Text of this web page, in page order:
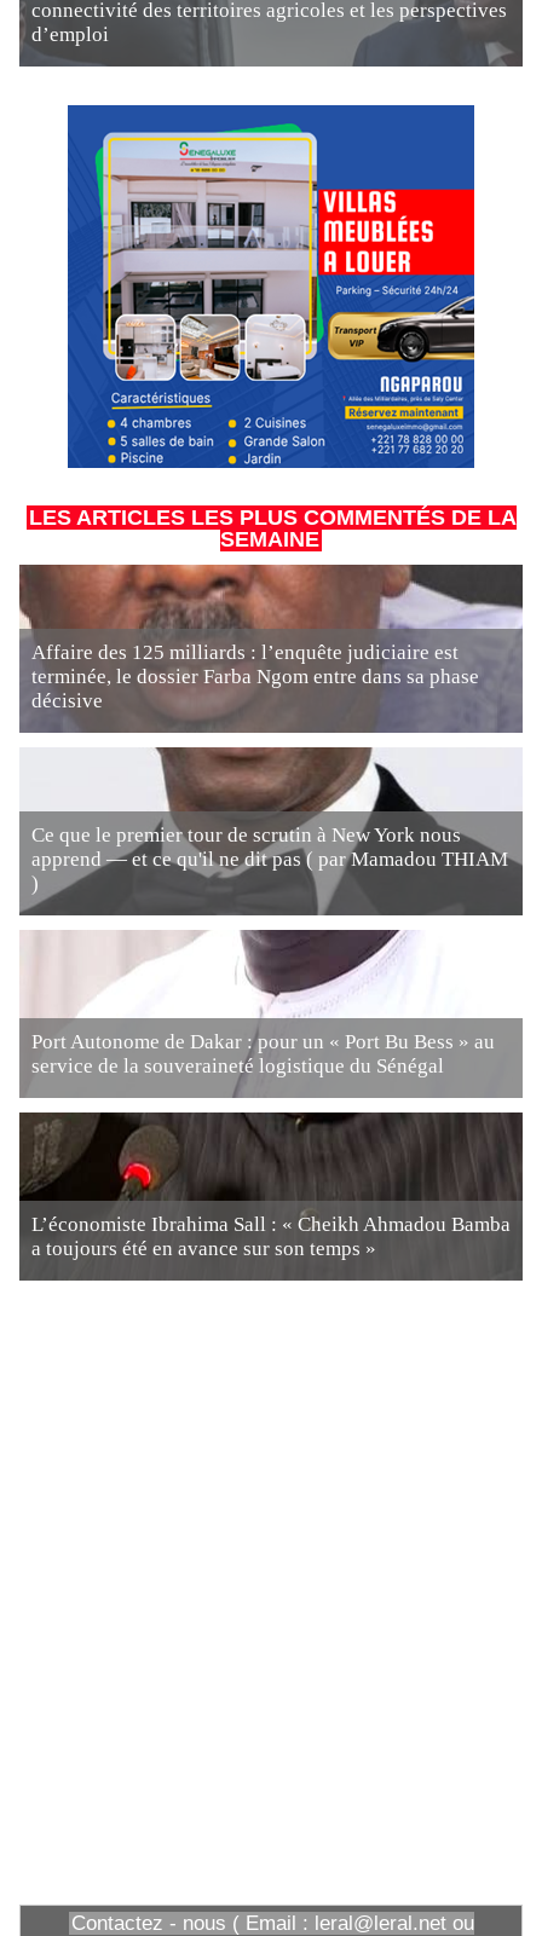
connectivité des territoires agricoles et les perspectives
d’emploi
LES ARTICLES LES PLUS COMMENTÉS DE LA
SEMAINE
Affaire des 125 milliards : l’enquête judiciaire est
terminée, le dossier Farba Ngom entre dans sa phase
décisive
Ce que le premier tour de scrutin à New York nous
apprend — et ce qu'il ne dit pas ( par Mamadou THIAM
)
Port Autonome de Dakar : pour un « Port Bu Bess » au
service de la souveraineté logistique du Sénégal
L’économiste Ibrahima Sall : « Cheikh Ahmadou Bamba
a toujours été en avance sur son temps »
Contactez - nous ( Email : leral@leral.net ou